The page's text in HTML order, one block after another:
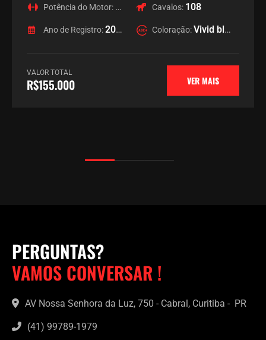
Potência do Motor: 1923 Cavalos: 108
Ano de Registro:2024 Coloração:Vivid black
VALOR TOTAL
R$155.000 VER MAIS
PERGUNTAS?
VAMOS CONVERSAR !
AV Nossa Senhora da Luz, 750 - Cabral, Curitiba - PR
(41) 99789-1979